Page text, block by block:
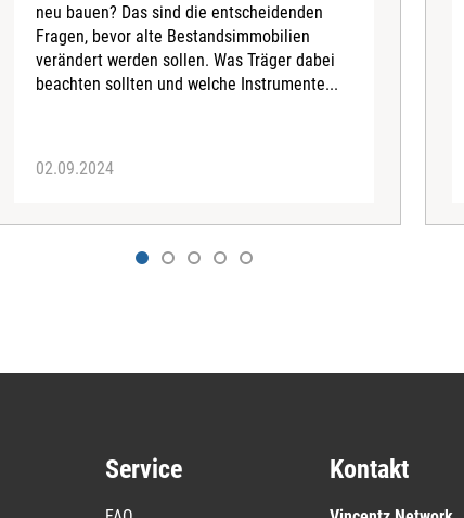
neu bauen? Das sind die entscheidenden
Fragen, bevor alte Bestandsimmobilien
verändert werden sollen. Was Träger dabei
beachten sollten und welche Instrumente...
02.09.2024
Service Kontakt